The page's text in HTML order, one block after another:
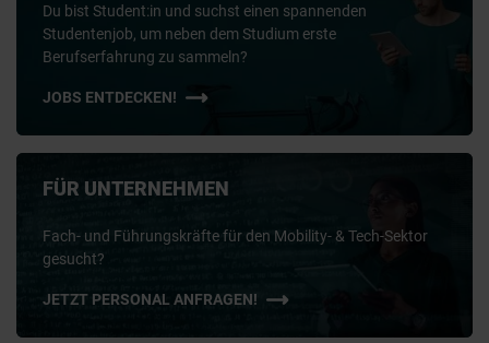
Du bist Student:in und suchst einen spannenden
Studentenjob, um neben dem Studium erste
Berufserfahrung zu sammeln?
JOBS ENTDECKEN!
FÜR UNTERNEHMEN
Fach- und Führungskräfte für den Mobility- & Tech-Sektor
gesucht?
JETZT PERSONAL ANFRAGEN!